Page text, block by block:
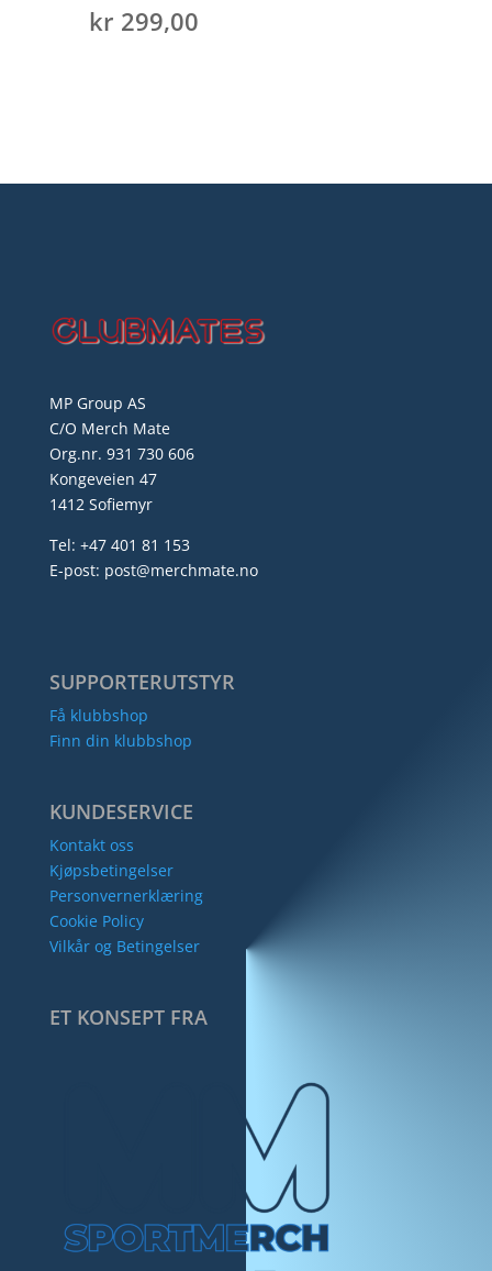
kr 299,00
MP Group AS
C/O Merch Mate
Org.nr. 931 730 606
Kongeveien 47
1412 Sofiemyr
Tel: +47 401 81 153
E-post: post@merchmate.no
SUPPORTERUTSTYR
Få klubbshop
Finn din klubbshop
KUNDESERVICE
Kontakt oss
Kjøpsbetingelser
Personvernerklæring
Cookie Policy
Vilkår og Betingelser
ET KONSEPT FRA